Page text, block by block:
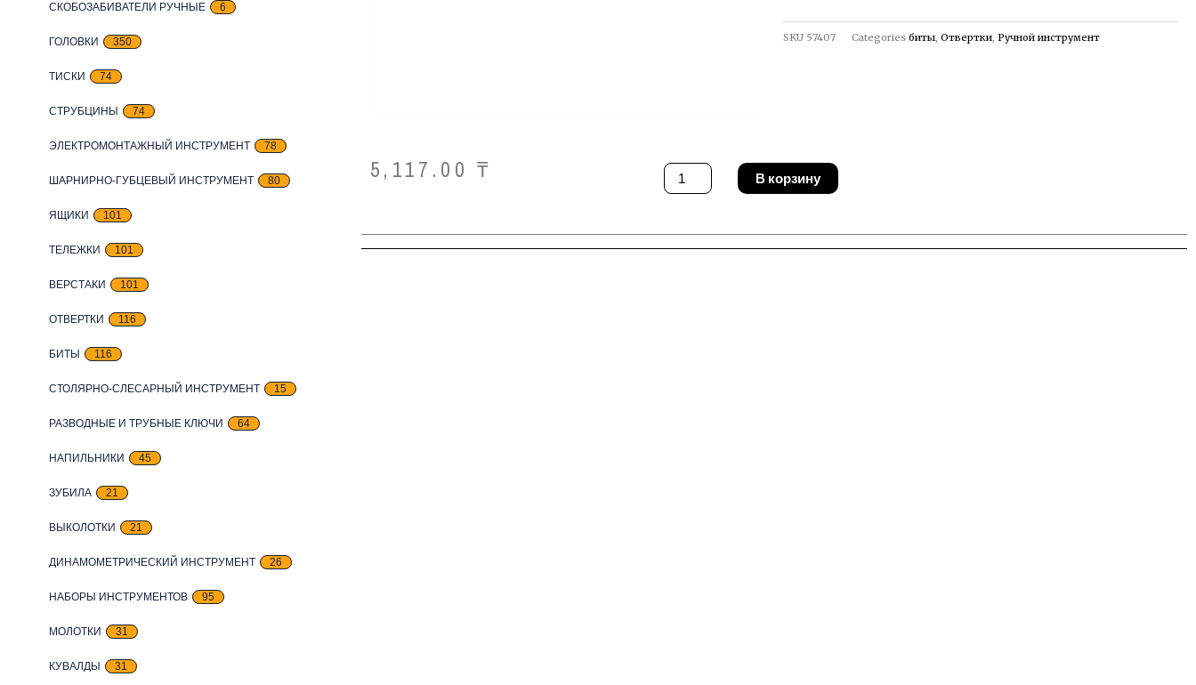
СКОБОЗАБИВАТЕЛИ РУЧНЫЕ 6
ГОЛОВКИ 350
ТИСКИ 74
СТРУБЦИНЫ 74
ЭЛЕКТРОМОНТАЖНЫЙ ИНСТРУМЕНТ 78
ШАРНИРНО-ГУБЦЕВЫЙ ИНСТРУМЕНТ 80
ЯЩИКИ 101
ТЕЛЕЖКИ 101
ВЕРСТАКИ 101
ОТВЕРТКИ 116
БИТЫ 116
СТОЛЯРНО-СЛЕСАРНЫЙ ИНСТРУМЕНТ 15
РАЗВОДНЫЕ И ТРУБНЫЕ КЛЮЧИ 64
НАПИЛЬНИКИ 45
ЗУБИЛА 21
ВЫКОЛОТКИ 21
ДИНАМОМЕТРИЧЕСКИЙ ИНСТРУМЕНТ 26
НАБОРЫ ИНСТРУМЕНТОВ 95
МОЛОТКИ 31
КУВАЛДЫ 31
SKU 57407 Categories биты, Отвертки, Ручной инструмент
5,117.00₸
Количество
товара
Отвертка
SK
5,5
В корзину